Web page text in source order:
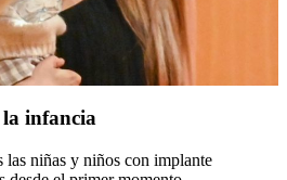
la infancia
las niñas y niños con implante